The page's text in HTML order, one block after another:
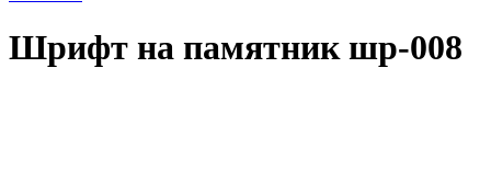
Шрифт на памятник шр-008